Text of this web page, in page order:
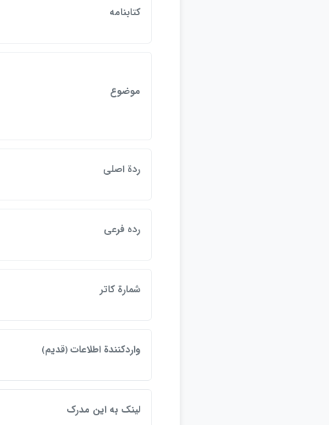
كتابنامه
موضوع
ردة اصلي
رده فرعي
شمارة كاتر
واردكنندة اطلاعات ﴿قديم﴾
لينک به اين مدرک